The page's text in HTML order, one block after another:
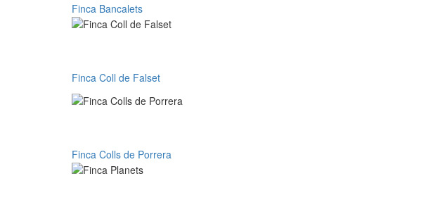
Finca Bancalets
Finca Coll de Falset
Finca Colls de Porrera